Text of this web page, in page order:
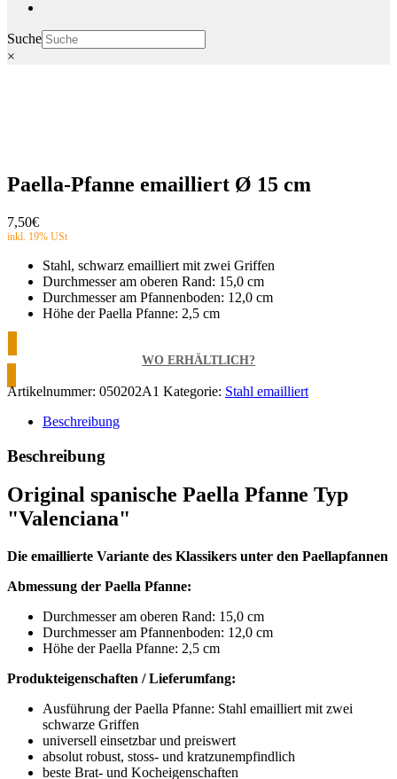
Suche
×
Paella-Pfanne emailliert Ø 15 cm
7,50€
Stahl, schwarz emailliert mit zwei Griffen
Durchmesser am oberen Rand: 15,0 cm
Durchmesser am Pfannenboden: 12,0 cm
Höhe der Paella Pfanne: 2,5 cm
WO ERHÄLTLICH?
Artikelnummer: 050202A1 Kategorie: Stahl emailliert
Beschreibung
Beschreibung
Original spanische Paella Pfanne Typ
"Valenciana"
Die emaillierte Variante des Klassikers unter den Paellapfannen
Abmessung der Paella Pfanne:
Durchmesser am oberen Rand: 15,0 cm
Durchmesser am Pfannenboden: 12,0 cm
Höhe der Paella Pfanne: 2,5 cm
Produkteigenschaften / Lieferumfang:
Ausführung der Paella Pfanne: Stahl emailliert mit zwei
schwarze Griffen
universell einsetzbar und preiswert
absolut robust, stoss- und kratzunempfindlich
beste Brat- und Kocheigenschaften